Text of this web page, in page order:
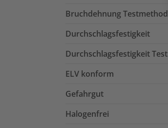
Bruchdehnung
Durchschlagsfestigkeit
Durchschlagsfestigkeit
ELV konform
Gefahrgut
Halogenfrei